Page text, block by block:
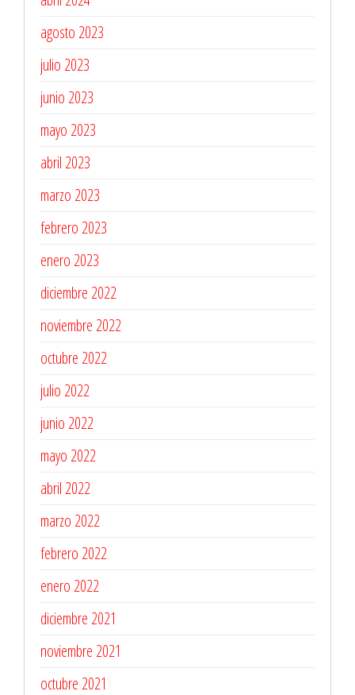
agosto 2023
julio 2023
junio 2023
mayo 2023
abril 2023
marzo 2023
febrero 2023
enero 2023
diciembre 2022
noviembre 2022
octubre 2022
julio 2022
junio 2022
mayo 2022
abril 2022
marzo 2022
febrero 2022
enero 2022
diciembre 2021
noviembre 2021
octubre 2021